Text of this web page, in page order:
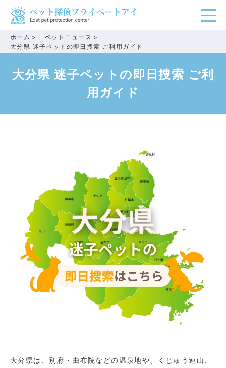
ホーム
ペットニュース
大分県 迷子ペットの即日捜索 ご利用ガイド
大分県 迷子ペットの即日捜索 ご利
用ガイド
大分県は、別府・由布院などの温泉地や、くじゅう連山、